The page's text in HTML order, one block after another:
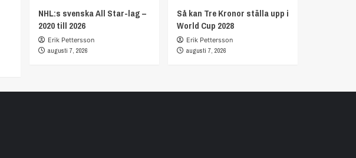
NHL:s svenska All Star-lag –
2020 till 2026
Erik Pettersson
augusti 7, 2026
Så kan Tre Kronor ställa upp i
World Cup 2028
Erik Pettersson
augusti 7, 2026